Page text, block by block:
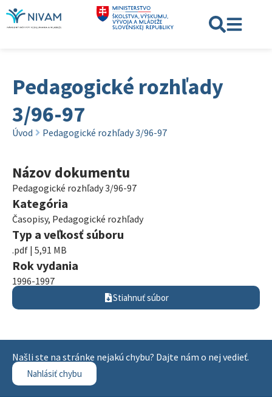
Pedagogické rozhľady
3/96-97
Úvod Pedagogické rozhľady 3/96-97
Názov dokumentu
Pedagogické rozhľady 3/96-97
Kategória
Časopisy, Pedagogické rozhľady
Typ a veľkosť súboru
.pdf | 5,91 MB
Rok vydania
1996-1997
Stiahnuť súbor
Našli ste na stránke nejakú chybu? Dajte nám o nej vedieť.
Nahlásiť chybu